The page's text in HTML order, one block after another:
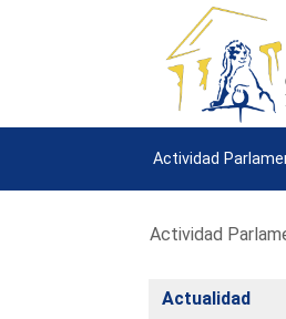
Actividad
Actividad
Actualidad